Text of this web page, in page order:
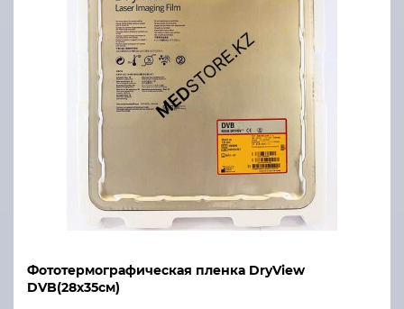
Фототермографическая пленка DryView
DVB(28х35см)